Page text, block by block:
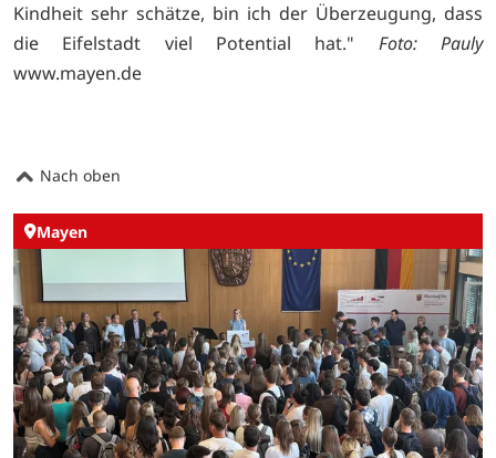
Kindheit sehr schätze, bin ich der Überzeugung, dass
die Eifelstadt viel Potential hat." Foto: Pauly
www.mayen.de
Nach oben
Mayen